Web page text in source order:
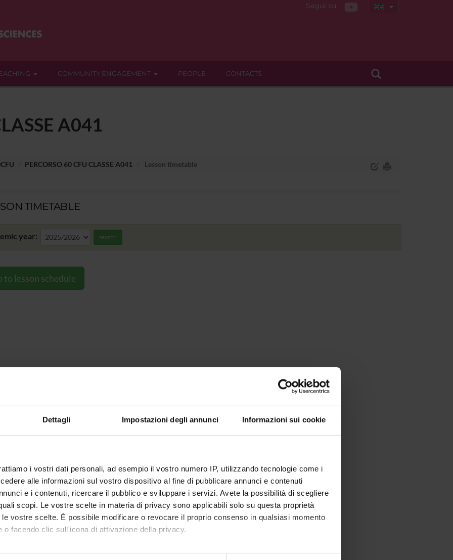
Dettagli Impostazioni degli annunci Informazioni sui cookie
i vostri dati personali, ad esempio il vostro numero IP, utilizzando tecnologie come i
alle informazioni sul vostro dispositivo al fine di pubblicare annunci e contenuti
e i contenuti, ricercare il pubblico e sviluppare i servizi. Avete la possibilità di scegliere
scopi. Le vostre scelte in materia di privacy sono applicabili solo su questa proprietà
vostre scelte. È possibile modificare o revocare il proprio consenso in qualsiasi momento
o facendo clic sull'icona di attivazione della privacy.
anche:
Segui su
COMMUNITY ENGAGEMENT PEOPLE CONTACTS
A041
PERCORSO 60 CFU CLASSE A041 Lesson timetable
TIMETABLE
year: search
to lesson schedule